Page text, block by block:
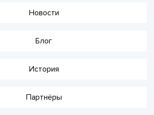
Новости
Блог
История
Партнёры